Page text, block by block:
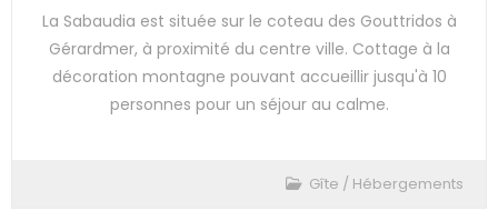
La Sabaudia est située sur le coteau des Gouttridos à
Gérardmer, à proximité du centre ville. Cottage à la
décoration montagne pouvant accueillir jusqu'à 10
personnes pour un séjour au calme.
Gîte / Hébergements